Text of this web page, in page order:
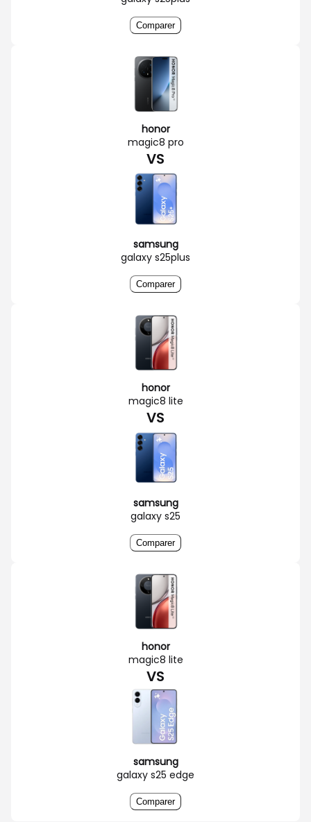
Comparer
honor
magic8 pro
VS
samsung
galaxy s25plus
Comparer
honor
magic8 lite
VS
samsung
galaxy s25
Comparer
honor
magic8 lite
VS
samsung
galaxy s25 edge
Comparer